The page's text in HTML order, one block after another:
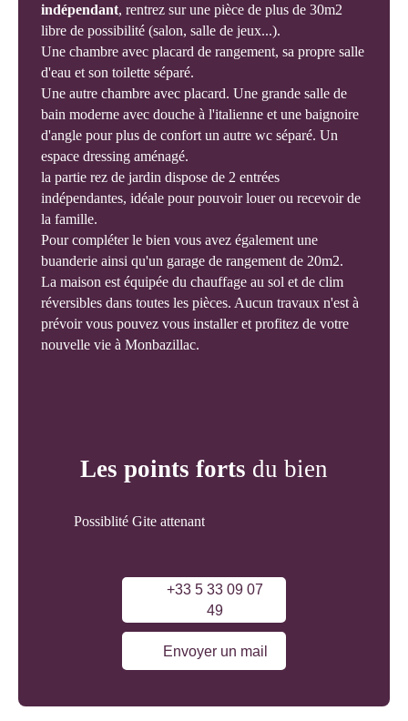
indépendant, rentrez sur une pièce de plus de 30m2
libre de possibilité (salon, salle de jeux...).
Une chambre avec placard de rangement, sa propre salle
d'eau et son toilette séparé.
Une autre chambre avec placard. Une grande salle de
bain moderne avec douche à l'italienne et une baignoire
d'angle pour plus de confort un autre wc séparé. Un
espace dressing aménagé.
la partie rez de jardin dispose de 2 entrées
indépendantes, idéale pour pouvoir louer ou recevoir de
la famille.
Pour compléter le bien vous avez également une
buanderie ainsi qu'un garage de rangement de 20m2.
La maison est équipée du chauffage au sol et de clim
réversibles dans toutes les pièces. Aucun travaux n'est à
prévoir vous pouvez vous installer et profitez de votre
nouvelle vie à Monbazillac.
Les points forts du bien
Possiblité Gite attenant
+33 5 33 09 07
49
Envoyer un mail